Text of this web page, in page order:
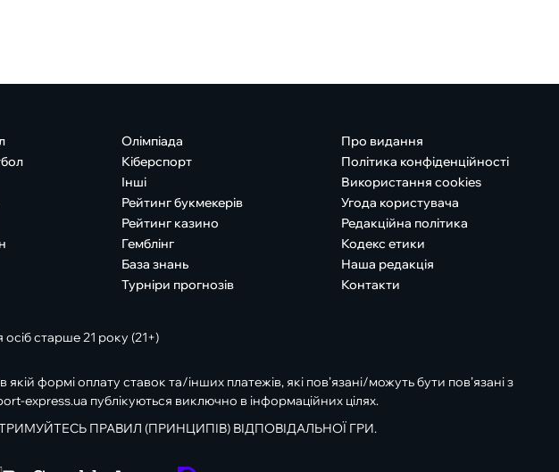
Олімпіада
Кіберспорт
Інші
Рейтинг букмекерів
Рейтинг казино
Гемблінг
База знань
Турніри прогнозів
Про видання
Політика конфіденційності
Використання cookies
Угода користувача
Редакційна політика
Кодекс етики
Наша редакція
Контакти
старше 21 року (21+)
формі оплату ставок та/інших платежів, які пов’язані/можуть бути пов’язані з
express.ua публікуються виключно в інформаційних цілях.
ПРАВИЛ (ПРИНЦИПІВ) ВІДПОВІДАЛЬНОЇ ГРИ.